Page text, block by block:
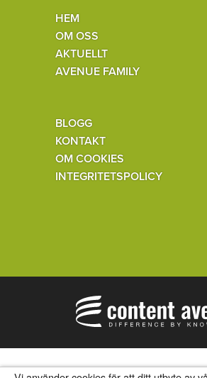
HEM
OM OSS
AKTUELLT
AVENUE FAMILY
BLOGG
KONTAKT
OM COOKIES
INTEGRITETSPOLICY